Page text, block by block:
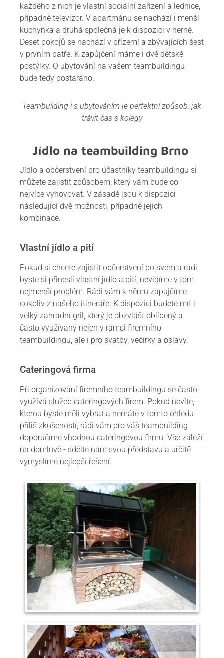
každého z nich je vlastní sociální zařízení a lednice,
případně televizor. V apartmánu se nachází i menší
kuchyňka a druhá společná je k dispozici v herně.
Deset pokojů se nachází v přízemí a zbývajících šest
v prvním patře. K zapůjčení máme i dvě dětské
postýlky. O ubytování na vašem teambuildingu
bude tedy postaráno.
Teambuilding i s ubytováním je perfektní způsob, jak
trávit čas s kolegy
Jídlo na teambuilding Brno
Jídlo a občerstvení pro účastníky teambuildingu si
můžete zajistit způsobem, který vám bude co
nejvíce vyhovovat. V zásadě jsou k dispozici
následující dvě možnosti, případně jejich
kombinace.
Vlastní jídlo a pití
Pokud si chcete zajistit občerstvení po svém a rádi
byste si přinesli vlastní jídlo a pití, nevidíme v tom
nejmenší problém. Rádi vám k němu zapůjčíme
cokoliv z našeho itineráře. K dispozici budete mít i
velký zahradní gril, který je obzvlášť oblíbený a
často využívaný nejen v rámci firemního
teambuildingu, ale i pro svatby, večírky a oslavy.
Cateringová firma
Při organizování firemního teambuildingu se často
využívá služeb cateringových firem. Pokud nevíte,
kterou byste měli vybrat a nemáte v tomto ohledu
příliš zkušeností, rádi vám pro váš teambuilding
doporučíme vhodnou cateringovou firmu. Vše záleží
na domluvě - sdělte nám svou představu a určitě
vymyslíme nejlepší řešení.